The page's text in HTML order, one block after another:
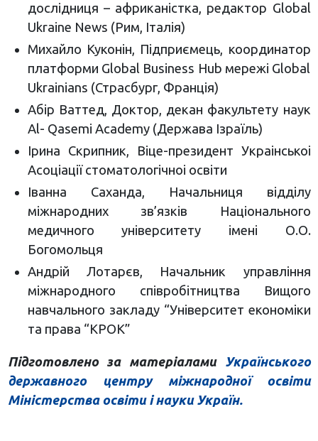
дослідниця – африканістка, редактор Global
Ukraine News (Рим, Італія)
Михайло Куконін, Підприємець, координатор
платформи Global Business Hub мережі Global
Ukrainians (Страсбург, Франція)
Абір Ваттед, Доктор, декан факультету наук
Al- Qasemi Academy (Держава Ізраїль)
Ірина Скрипник, Віце-президент Украінськоі
Асоціації стоматологічноі освіти
Іванна Саханда, Начальниця відділу
міжнародних зв’язків Національного
медичного університету імені О.О.
Богомольця
Андрій Лотарєв, Начальник управління
міжнародного співробітництва Вищого
навчального закладу “Університет економіки
та права “КРОК”
Підготовлено за матеріалами Українського
державного центру міжнародної освіти
Міністерства освіти і науки Україн.